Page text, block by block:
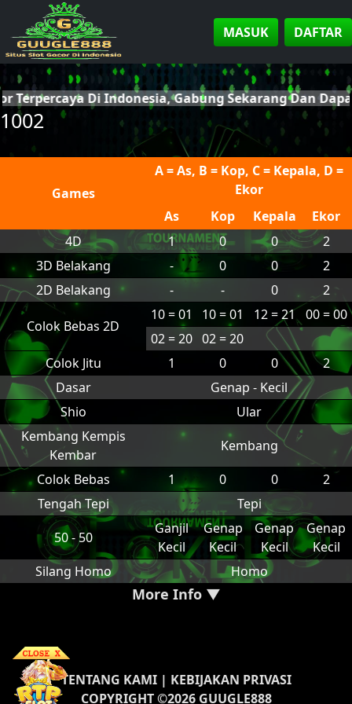
MASUK DAFTAR
Di Indonesia, Gabung Sekarang Dan
1002
Games
A = As, B = Kop, C = Kepala, D =
Ekor
As
Kop Kepala
Ekor
4D
1 0 0
2
3D Belakang
- 0 0
2
2D Belakang
- - 0 2
Colok Bebas 2D
10 = 01 10 = 01 12 = 21
00 = 00
02 = 20 02 = 20
Colok Jitu
1 0 0
2
Dasar
Genap - Kecil
Shio
Ular
Kembang Kempis
Kembar
Kembang
Colok Bebas
1 0 0
2
Tengah Tepi
Tepi
50 - 50
Ganjil
Kecil
Genap
Kecil
Genap
Kecil
Genap
Kecil
Silang Homo
Homo
More Info ▼
TENTANG KAMI| KEBIJAKAN PRIVASI
COPYRIGHT ©2026 GUUGLE888